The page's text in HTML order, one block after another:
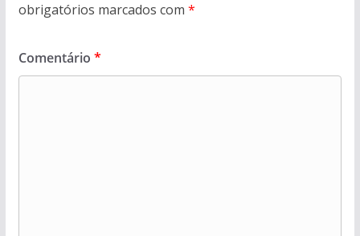
obrigatórios marcados com *
Comentário *